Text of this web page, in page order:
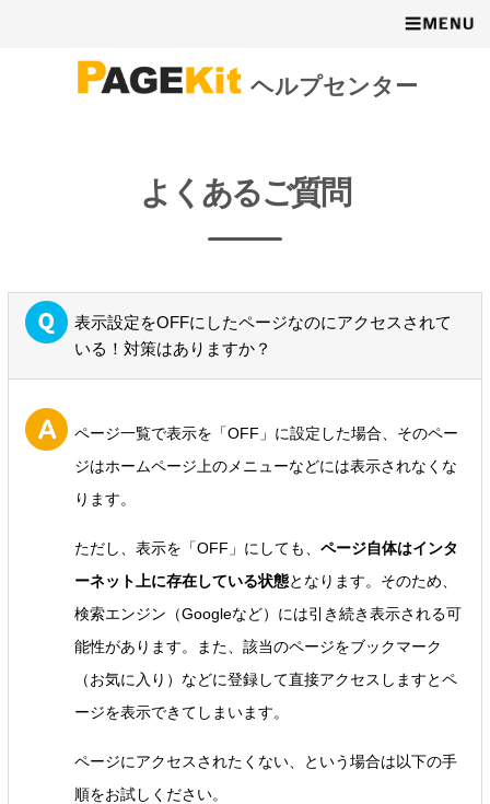
ヘルプセンター
よくあるご質問
表示設定をOFFにしたページなのにアクセスされて
いる！対策はありますか？
ページ一覧で表示を「OFF」に設定した場合、そのペー
ジはホームページ上のメニューなどには表示されなくな
ります。
ただし、表示を「OFF」にしても、 ページ自体はインタ
ーネット上に存在している状態となります。そのため、
検索エンジン（Googleなど）には引き続き表示される可
能性があります。また、該当のページをブックマーク
（お気に入り）などに登録して直接アクセスしますとペ
ージを表示できてしまいます。
ページにアクセスされたくない、という場合は以下の手
順をお試しください。